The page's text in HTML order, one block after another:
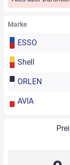
Marke
ESSO
Shell
ORLEN
AVIA